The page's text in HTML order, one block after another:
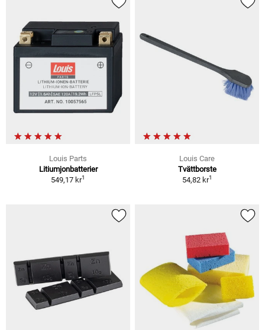
Louis Parts
Litiumjonbatterier
549,17 kr1
Louis Care
Tvättborste
54,82 kr1